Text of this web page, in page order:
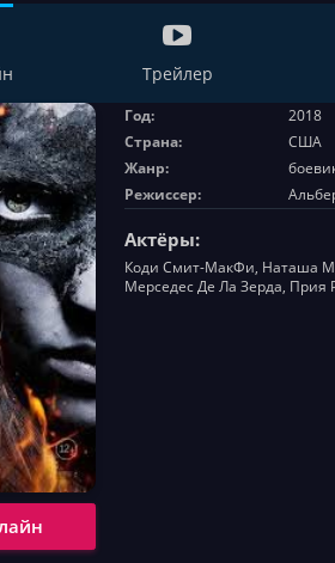
Трейлер
Год:
2018
Страна:
США
Жанр:
Режиссер:
Актёры:
Коди Смит-МакФи, Наташа
Мерседес Де Ла Зерда, Прия